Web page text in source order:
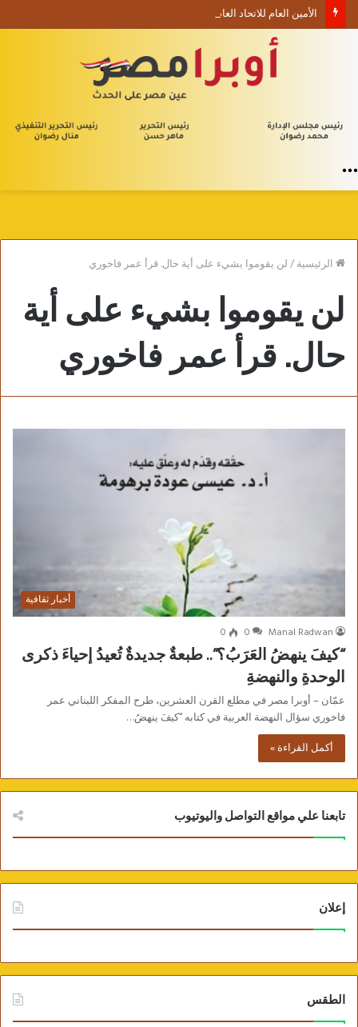
الرئيسية/لن يقوموا بشيء على أية حال. قرأ عمر فاخوري
لن يقوموا بشيء على أية
حال. قرأ عمر فاخوري
أخبار ثقافية
Manal Radwan
0
0
“كيفَ ينهضُ العَرَبُ؟”.. طبعةٌ جديدةٌ تُعيدُ إحياءَ ذكرى
الوحدةِ والنهضةِ
عمّان – أوبرا مصر في مطلع القرن العشرين، طرح المفكر اللبناني عمر
فاخوري سؤال النهضة العربية في كتابه “كيفَ ينهضُ…
أكمل القراءة »
تابعنا علي مواقع التواصل واليوتيوب
إعلان
الطقس